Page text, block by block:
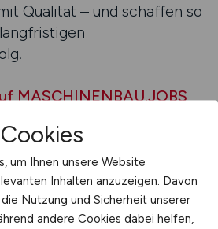
Qualität – und schaffen so
MASCHINENBAU.JOBS
für
Methoden entfalten ihre
Cookies
um Ihnen unsere Website
Inhalten anzuzeigen. Davon
Nutzung und Sicherheit unserer
andere Cookies dabei helfen,